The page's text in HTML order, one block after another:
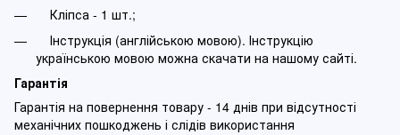
Кліпса - 1 шт.;
Інструкція (англійською мовою). Інструкцію
українською мовою можна скачати на нашому сайті.
Гарантія
Гарантія на повернення товару - 14 днів при відсутності
механічних пошкоджень і слідів використання